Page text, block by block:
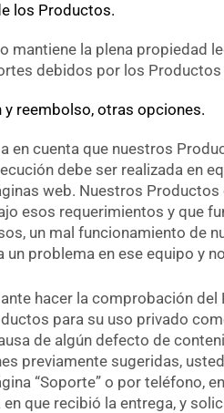
los Productos.
mantiene la plena propiedad
debidos por los Productos
y reembolso, otras opciones.
en cuenta que nuestros
debe ser realizada en
web. Nuestros
esos requerimientos y que
un mal funcionamiento de
un problema en ese equipo y
hacer la comprobación
para su uso privado
de algún defecto de
previamente sugeridas,
“Soporte” o por teléfono,
que recibió la entrega, y